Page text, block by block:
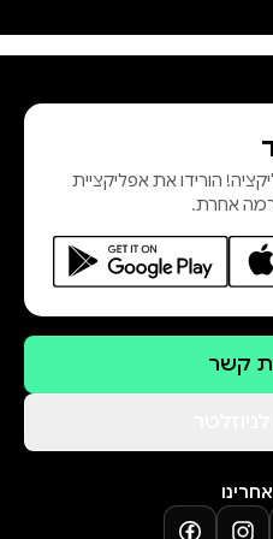
ל־32 שפות. "מדלנה מגיחה
שאפשר ממש
צרפת
התגלו
הורידו את אפליקציית
אחרת.
קשר